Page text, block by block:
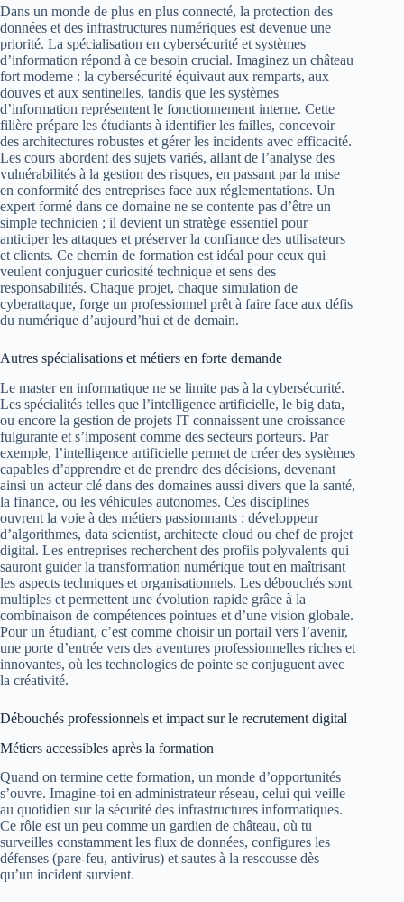
Dans un monde de plus en plus connecté, la protection des
données et des infrastructures numériques est devenue une
priorité. La spécialisation en cybersécurité et systèmes
d’information répond à ce besoin crucial. Imaginez un château
fort moderne : la cybersécurité équivaut aux remparts, aux
douves et aux sentinelles, tandis que les systèmes
d’information représentent le fonctionnement interne. Cette
filière prépare les étudiants à identifier les failles, concevoir
des architectures robustes et gérer les incidents avec efficacité.
Les cours abordent des sujets variés, allant de l’analyse des
vulnérabilités à la gestion des risques, en passant par la mise
en conformité des entreprises face aux réglementations. Un
expert formé dans ce domaine ne se contente pas d’être un
simple technicien ; il devient un stratège essentiel pour
anticiper les attaques et préserver la confiance des utilisateurs
et clients. Ce chemin de formation est idéal pour ceux qui
veulent conjuguer curiosité technique et sens des
responsabilités. Chaque projet, chaque simulation de
cyberattaque, forge un professionnel prêt à faire face aux défis
du numérique d’aujourd’hui et de demain.
Autres spécialisations et métiers en forte demande
Le master en informatique ne se limite pas à la cybersécurité.
Les spécialités telles que l’intelligence artificielle, le big data,
ou encore la gestion de projets IT connaissent une croissance
fulgurante et s’imposent comme des secteurs porteurs. Par
exemple, l’intelligence artificielle permet de créer des systèmes
capables d’apprendre et de prendre des décisions, devenant
ainsi un acteur clé dans des domaines aussi divers que la santé,
la finance, ou les véhicules autonomes. Ces disciplines
ouvrent la voie à des métiers passionnants : développeur
d’algorithmes, data scientist, architecte cloud ou chef de projet
digital. Les entreprises recherchent des profils polyvalents qui
sauront guider la transformation numérique tout en maîtrisant
les aspects techniques et organisationnels. Les débouchés sont
multiples et permettent une évolution rapide grâce à la
combinaison de compétences pointues et d’une vision globale.
Pour un étudiant, c’est comme choisir un portail vers l’avenir,
une porte d’entrée vers des aventures professionnelles riches et
innovantes, où les technologies de pointe se conjuguent avec
la créativité.
Débouchés professionnels et impact sur le recrutement digital
Métiers accessibles après la formation
Quand on termine cette formation, un monde d’opportunités
s’ouvre. Imagine-toi en administrateur réseau, celui qui veille
au quotidien sur la sécurité des infrastructures informatiques.
Ce rôle est un peu comme un gardien de château, où tu
surveilles constamment les flux de données, configures les
défenses (pare-feu, antivirus) et sautes à la rescousse dès
qu’un incident survient.